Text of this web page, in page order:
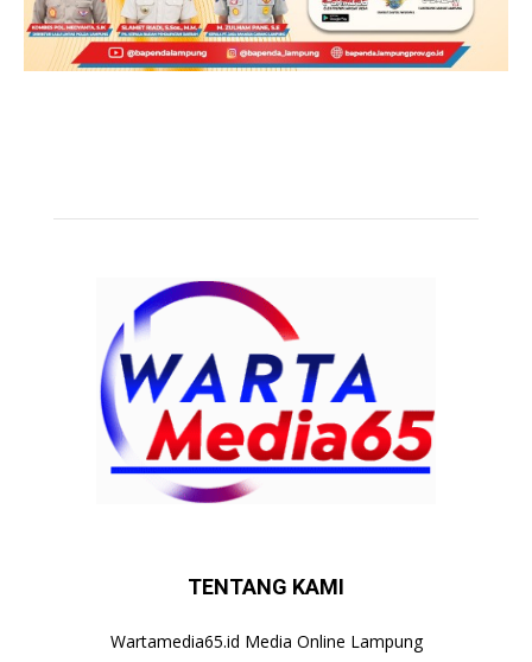
TENTANG KAMI
Wartamedia65.id Media Online Lampung